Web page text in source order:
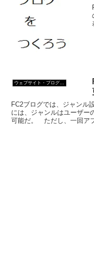
ウェブサイト・ブログ作成
FC2ブログでは、ジャン
には、ジャンルはユーザ
可能だ。 ただし、一回ア
ると、ほかのジャンルに